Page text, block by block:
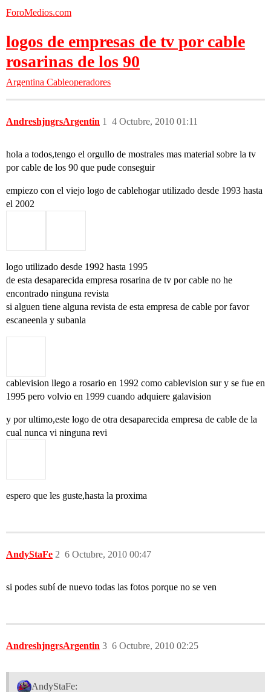
ForoMedios.com
logos de empresas de tv por cable
rosarinas de los 90
Argentina Cableoperadores
AndreshjngrsArgentin 4 Octubre, 2010 01:11
1
hola a todos,tengo el orgullo de mostrales mas material sobre la tv
por cable de los 90 que pude conseguir
empiezo con el viejo logo de cablehogar utilizado desde 1993 hasta
el 2002
logo utilizado desde 1992 hasta 1995
de esta desaparecida empresa rosarina de tv por cable no he
encontrado ninguna revista
si alguen tiene alguna revista de esta empresa de cable por favor
escaneenla y subanla
cablevision llego a rosario en 1992 como cablevision sur y se fue en
1995 pero volvio en 1999 cuando adquiere galavision
y por ultimo,este logo de otra desaparecida empresa de cable de la
cual nunca vi ninguna revi
espero que les guste,hasta la proxima
AndyStaFe 6 Octubre, 2010 00:47
2
si podes subí de nuevo todas las fotos porque no se ven
AndreshjngrsArgentin 6 Octubre, 2010 02:25
3
AndyStaFe: